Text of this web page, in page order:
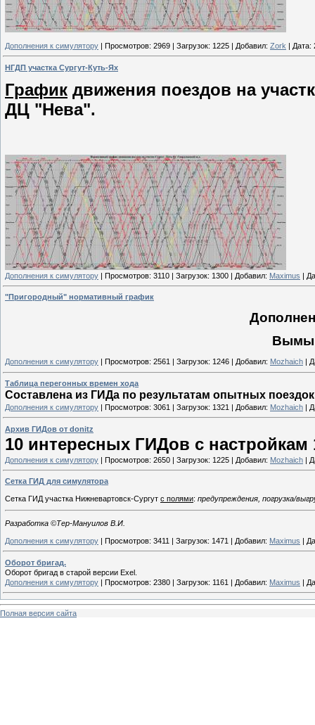
Дополнения к симулятору | Просмотров: 2969 | Загрузок: 1225 | Добавил: Zork | Дата:
НГДП участка Сургут-Куть-Ях
График движения поездов на
ДЦ "Нева".
Дополнения к симулятору | Просмотров: 3110 | Загрузок: 1300 | Добавил: Maximus |
"Пригородный" нормативный график
Дополнения к симулятору | Просмотров: 2561 | Загрузок: 1246 | Добавил: Mozhaich |
Таблица перегонных времен хода
Составлена из ГИДа по результатам опытных
Дополнения к симулятору | Просмотров: 3061 | Загрузок: 1321 | Добавил: Mozhaich |
Архив ГИДов от donitz
10 интересных ГИДов с настройкам
Дополнения к симулятору | Просмотров: 2650 | Загрузок: 1225 | Добавил: Mozhaich |
Сетка ГИД для симулятора
Сетка ГИД участка Нижневартовск-Сургут с полями: предупреждения, погрузка/
Разработка ©Тер-Мануилов В.И.
Дополнения к симулятору | Просмотров: 3411 | Загрузок: 1471 | Добавил: Maximus |
Оборот бригад.
Оборот бригад в старой версии Exel.
Дополнения к симулятору | Просмотров: 2380 | Загрузок: 1161 | Добавил: Maximus |
Полная версия сайта